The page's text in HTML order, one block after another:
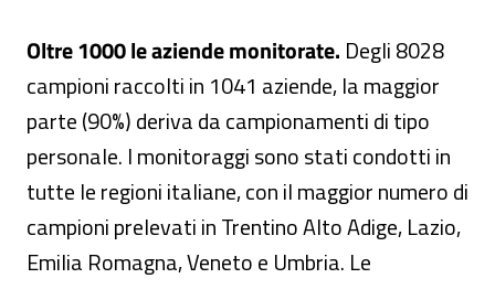
Oltre 1000 le aziende monitorate. Degli 8028
campioni raccolti in 1041 aziende, la maggior
parte (90%) deriva da campionamenti di tipo
personale. I monitoraggi sono stati condotti in
tutte le regioni italiane, con il maggior numero di
campioni prelevati in Trentino Alto Adige, Lazio,
Emilia Romagna, Veneto e Umbria. Le